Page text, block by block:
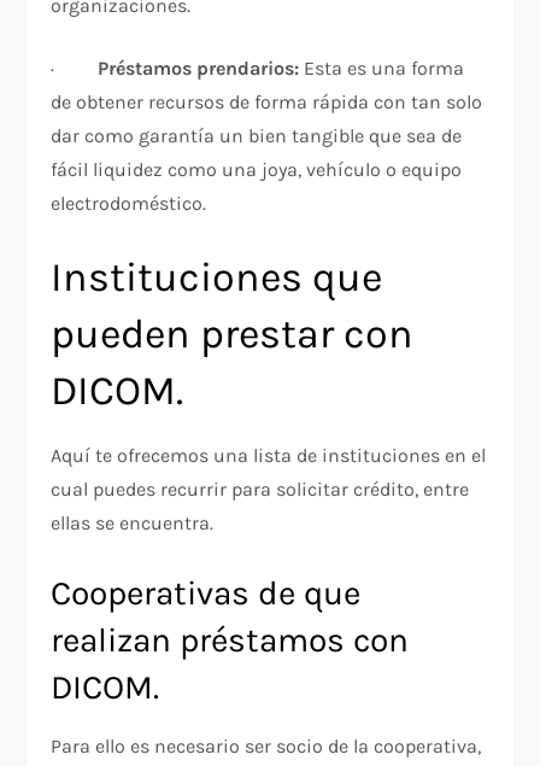
organizaciones.
· Préstamos prendarios: Esta es una forma
de obtener recursos de forma rápida con tan solo
dar como garantía un bien tangible que sea de
fácil liquidez como una joya, vehículo o equipo
electrodoméstico.
Instituciones que
pueden prestar con
DICOM.
Aquí te ofrecemos una lista de instituciones en el
cual puedes recurrir para solicitar crédito, entre
ellas se encuentra.
Cooperativas de que
realizan préstamos con
DICOM.
Para ello es necesario ser socio de la cooperativa,